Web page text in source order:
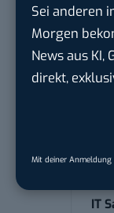
Sei anderen
Morgen
News aus KI,
direkt,
Mit deiner
IT